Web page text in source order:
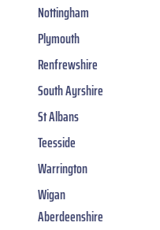
Nottingham
Plymouth
Renfrewshire
South Ayrshire
St Albans
Teesside
Warrington
Wigan
Aberdeenshire